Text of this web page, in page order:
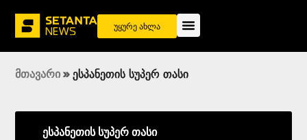
უყურე ახლა
მთავარი » ესპანეთის სუპერ თასი
ესპანეთის სუპერ თასი